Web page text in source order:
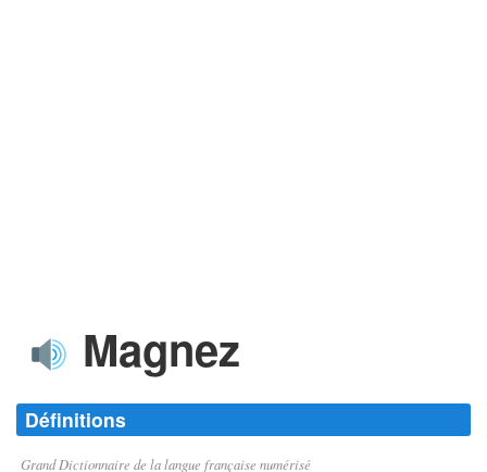
Magnez
Définitions
Grand Dictionnaire de la langue française numérisé